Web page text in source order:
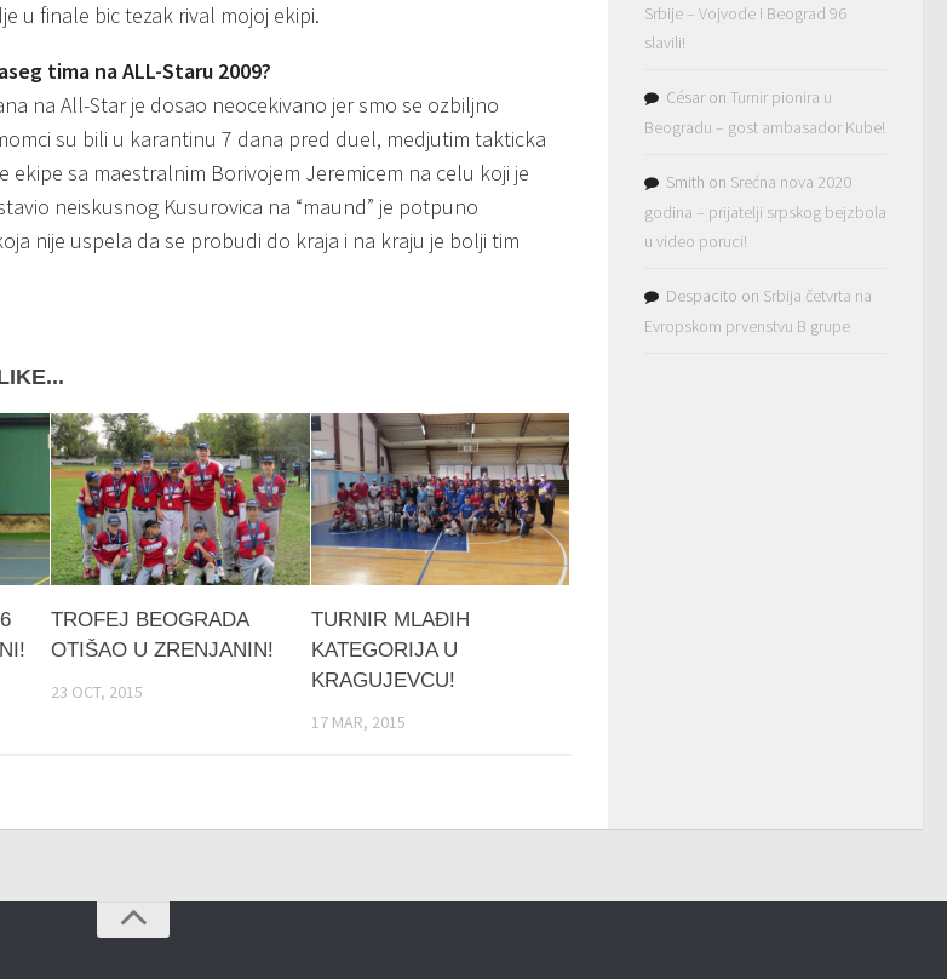
u finale bic tezak rival mojoj ekipi.
tima na ALL-Staru 2009?
na All-Star je dosao neocekivano jer smo se ozbiljno
su bili u karantinu 7 dana pred duel, medjutim takticka
ekipe sa maestralnim Borivojem Jeremicem na celu koji je
neiskusnog Kusurovica na “maund” je potpuno
nije uspela da se probudi do kraja i na kraju je bolji tim
TROFEJ BEOGRADA
OTIŠAO U ZRENJANIN!
23 OCT, 2015
TURNIR MLAĐIH
KATEGORIJA U
KRAGUJEVCU!
17 MAR, 2015
Srbije – Vojvode i Beograd 96
slavili!
César on Turnir pionira u
Beogradu – gost ambasador Kube!
Smith on Srećna nova 2020
godina – prijatelji srpskog bejzbola
u video poruci!
Despacito on Srbija četvrta na
Evropskom prvenstvu B grupe